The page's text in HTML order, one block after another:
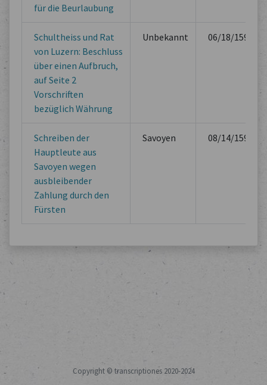
für die Beurlaubung
Schultheiss und Rat
von Luzern: Beschluss
über einen Aufbruch,
auf Seite 2
Vorschriften
bezüglich Währung
Unbekannt 06/18/1594
Schreiben der
Hauptleute aus
Savoyen wegen
ausbleibender
Zahlung durch den
Fürsten
Savoyen 08/14/1594
Copyright © transcriptiones 2020-2024